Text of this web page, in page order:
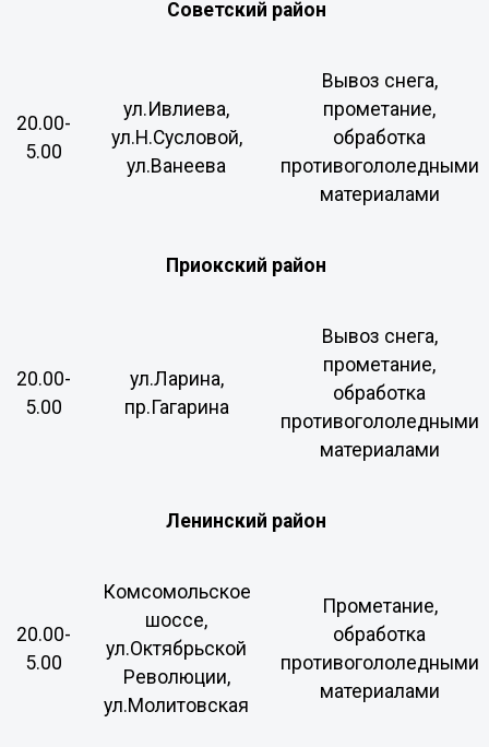
Советский район
20.00-
5.00
ул.Ивлиева,
ул.Н.Сусловой,
ул.Ванеева
Вывоз снега,
прометание,
обработка
противогололедными
материалами
Приокский район
20.00-
5.00
ул.Ларина,
пр.Гагарина
Вывоз снега,
прометание,
обработка
противогололедными
материалами
Ленинский район
20.00-
5.00
Комсомольское
шоссе,
ул.Октябрьской
Революции,
ул.Молитовская
Прометание,
обработка
противогололедными
материалами